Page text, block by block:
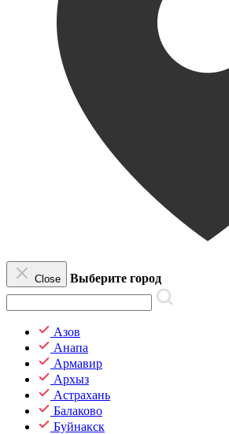
Close Выберите город
Азов
Анапа
Армавир
Архыз
Астрахань
Балаково
Буйнакск